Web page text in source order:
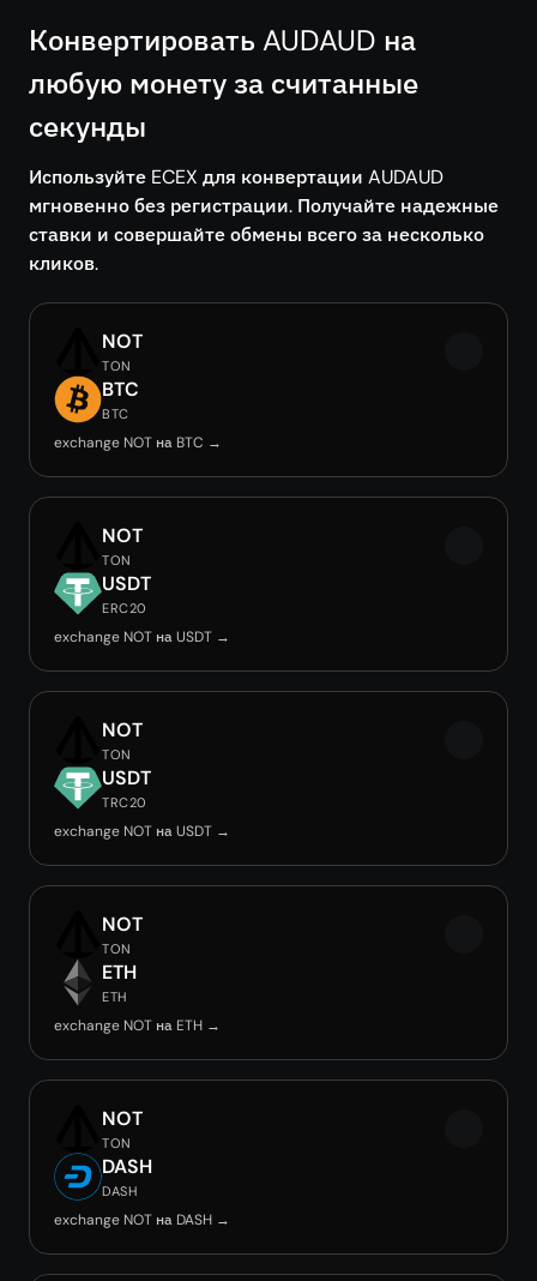
Конвертировать AUDAUD на
любую монету за считанные
секунды
Используйте ECEX для конвертации AUDAUD
мгновенно без регистрации. Получайте надежные
ставки и совершайте обмены всего за несколько
кликов.
NOT
TON
BTC
BTC
exchange NOT на BTC →
NOT
TON
USDT
ERC20
exchange NOT на USDT →
NOT
TON
USDT
TRC20
exchange NOT на USDT →
NOT
TON
ETH
ETH
exchange NOT на ETH →
NOT
TON
DASH
DASH
exchange NOT на DASH →